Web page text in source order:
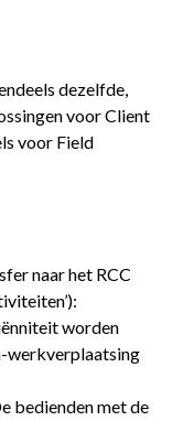
dezelfde,
voor Client
voor Field
naar het RCC
worden
werkverplaatsing
bedienden met de